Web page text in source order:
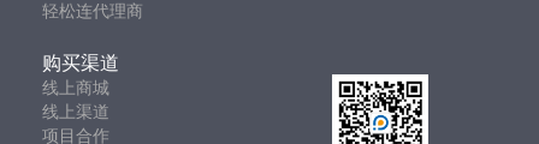
轻松连代理商
购买渠道
线上商城
线上渠道
项目合作